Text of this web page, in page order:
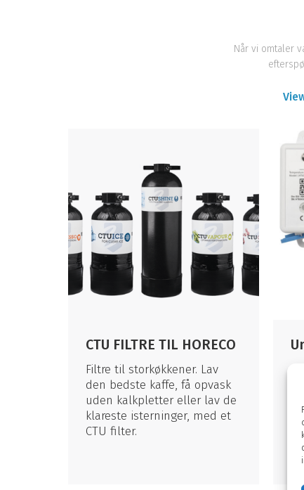
Når vi omtaler
CTU FILTRE TIL HORECO
Filtre til storkøkkener. Lav
den bedste kaffe, få opvask
uden kalkpletter eller lav de
klareste isterninger, med et
CTU filter.